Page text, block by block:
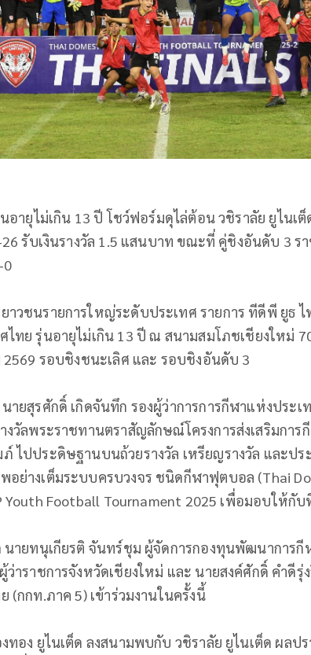
นอายุไม่เกิน 13 ปี โชว์ฟอร์มดุไล่ต้อน วชิราลัย ยูไนเ
รับเงินรางวัล 1.5 แสนบาท ขณะที่ คู่ชิงอันดับ 3 ร
0
าวชนรายการใหญ่ระดับประเทศ รายการ ทีดีพี ยูธ
ไทย รุ่นอายุไม่เกิน 13 ปี ณ สนามสมโภชเชียงใหม่
รอบชิงชนะเลิศ และ รอบชิงอันดับ 3
ายสุรศักดิ์ เกิดจันทึก รองผู้ว่าการการกีฬาแห่งประเ
งวัลพระราชทานตราสัญลักษณ์โครงการส่งเสริมกา
ไปประดิษฐานบนถ้วยรางวัล เหรียญรางวัล และปร
อย่างเต็มระบบครบวงจร ชนิดกีฬาฟุตบอล (Thai
Youth Football Tournament 2025 เพื่อมอบให้กั
นายทนุเกียรติ จันทร์ชุม ผู้จัดการกองทุนพัฒนาการ
ว่าราชการจังหวัดเชียงใหม่ และ นายสงค์ศักดิ์ คำดีรุ่
(กกท.ภาค 5) เข้าร่วมงานในครั้งนี้
ทอง ยูไนเต็ด ลงสนามพบกับ วชิราลัย ยูไนเต็ด ผลป